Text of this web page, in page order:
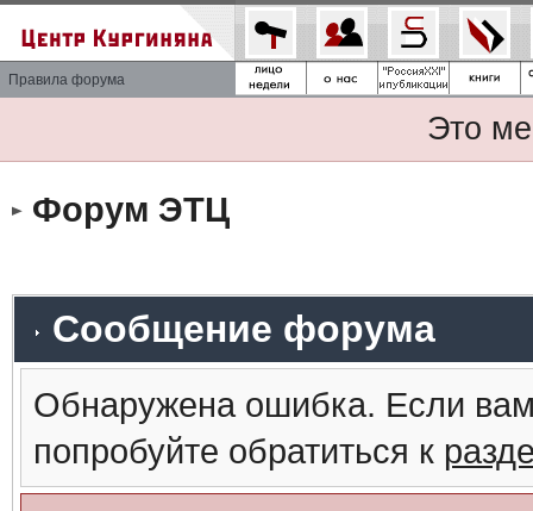
Правила форума
Это
Форум ЭТЦ
Сообщение форума
Обнаружена ошибка. Если
попробуйте обратиться к